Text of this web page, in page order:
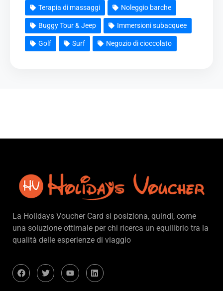
Terapia di massaggi Noleggio barche
Buggy Tour & Jeep Immersioni subacquee
Golf Surf Negozio di cioccolato
La Holidays Voucher Card si posiziona, quindi, come
una soluzione ottimale per chi ricerca un equilibrio tra la
qualità delle esperienze di viaggio